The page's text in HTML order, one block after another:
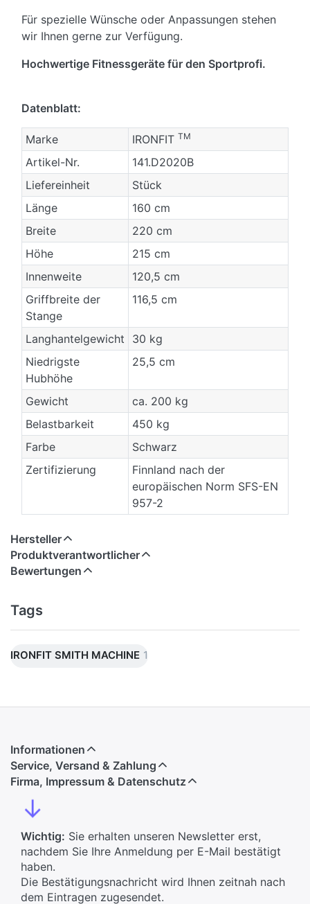
Für spezielle Wünsche oder Anpassungen stehen
wir Ihnen gerne zur Verfügung.
Hochwertige Fitnessgeräte für den Sportprofi.
Datenblatt:
Marke IRONFIT TM
Artikel-Nr.
141.D2020B
Liefereinheit
Stück
Länge
160 cm
Breite
220 cm
Höhe
215 cm
Innenweite
120,5 cm
Griffbreite der
Stange
116,5 cm
Langhantelgewicht
30 kg
Niedrigste
Hubhöhe
25,5 cm
Gewicht
ca. 200 kg
Belastbarkeit
450 kg
Farbe
Schwarz
Zertifizierung
Finnland nach der
europäischen Norm SFS-EN
957-2
Hersteller
Produktverantwortlicher
Bewertungen
Tags
IRONFIT SMITH MACHINE 1
Informationen
Service, Versand & Zahlung
Firma, Impressum & Datenschutz
↓
Wichtig: Sie erhalten unseren Newsletter erst,
nachdem Sie Ihre Anmeldung per E-Mail bestätigt
haben.
Die Bestätigungsnachricht wird Ihnen zeitnah nach
dem Eintragen zugesendet.